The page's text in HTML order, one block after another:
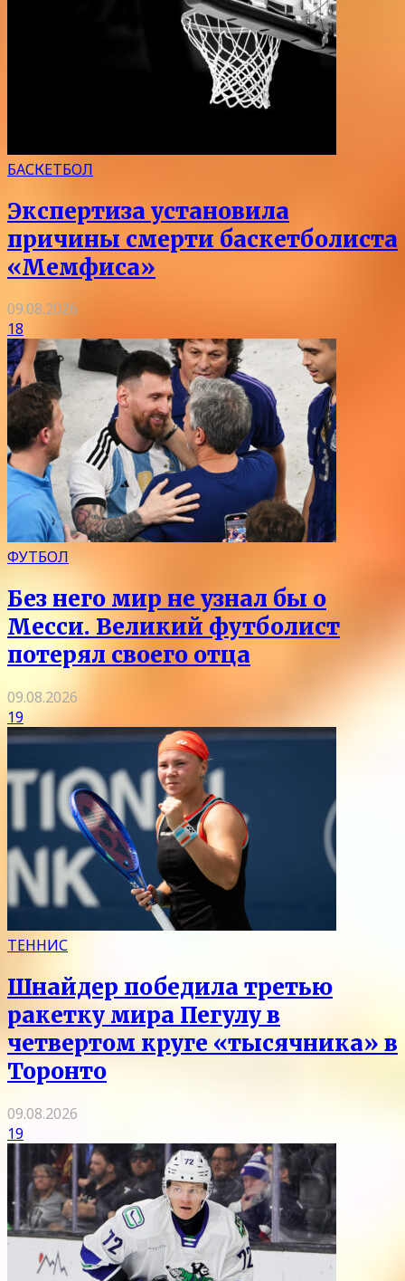
БАСКЕТБОЛ
Экспертиза установила
причины смерти баскетболиста
«Мемфиса»
09.08.2026
18
ФУТБОЛ
Без него мир не узнал бы о
Месси. Великий футболист
потерял своего отца
09.08.2026
19
ТЕННИС
Шнайдер победила третью
ракетку мира Пегулу в
четвертом круге «тысячника» в
Торонто
09.08.2026
19